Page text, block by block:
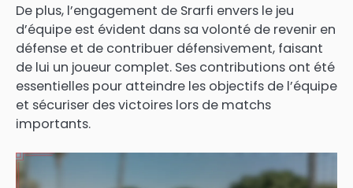
De plus, l’engagement de Srarfi envers le jeu
d’équipe est évident dans sa volonté de revenir en
défense et de contribuer défensivement, faisant
de lui un joueur complet. Ses contributions ont été
essentielles pour atteindre les objectifs de l’équipe
et sécuriser des victoires lors de matchs
importants.